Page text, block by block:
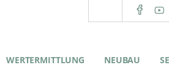
WERTERMITTLUNG NEUBAU